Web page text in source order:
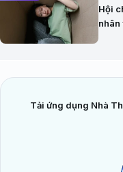
Hội
nhân
Tải ứng dụng Nhà